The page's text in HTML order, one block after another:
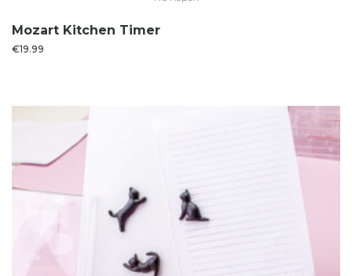
Mozart Kitchen Timer
€19.99